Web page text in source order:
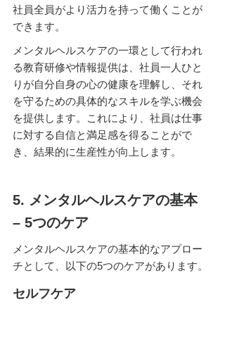
社員全員がより活力を持って働くことが
できます。
メンタルヘルスケアの一環として行われ
る教育研修や情報提供は、社員一人ひと
りが自分自身の心の健康を理解し、それ
を守るための具体的なスキルを学ぶ機会
を提供します。これにより、社員は仕事
に対する自信と満足感を得ることがで
き、結果的に生産性が向上します。
5. メンタルヘルスケアの基本
– 5つのケア
メンタルヘルスケアの基本的なアプロー
チとして、以下の5つのケアがあります。
セルフケア